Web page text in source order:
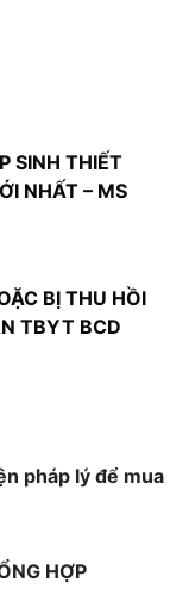
SINH THIẾT
NHẤT – MS
BỊ THU HỒI
TBYT BCD
pháp lý để mua
HỢP